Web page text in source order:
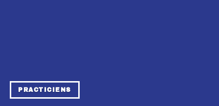
PRACTICIENS